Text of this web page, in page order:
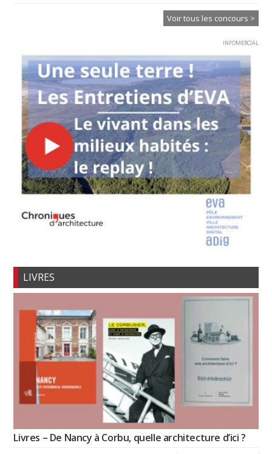
Voir tous les concours >
INFOMERCIAL
LIVRES
Livres – De Nancy à Corbu, quelle architecture d’ici ?